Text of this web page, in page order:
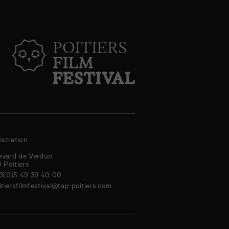
de Verdun
Poitiers
49 39 40 00
poitiers.com